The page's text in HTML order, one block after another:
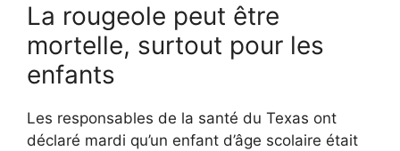
La rougeole peut être
mortelle, surtout pour les
enfants
Les responsables de la santé du Texas ont
déclaré mardi qu’un enfant d’âge scolaire était